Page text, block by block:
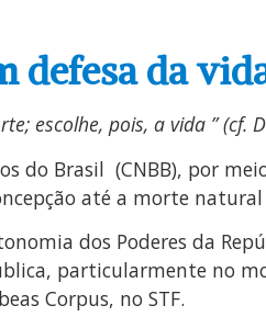
defesa da
escolhe, pois, a vida ” (cf.
do Brasil (CNBB), por
até a morte natural
dos Poderes da
particularmente no
Corpus, no STF.